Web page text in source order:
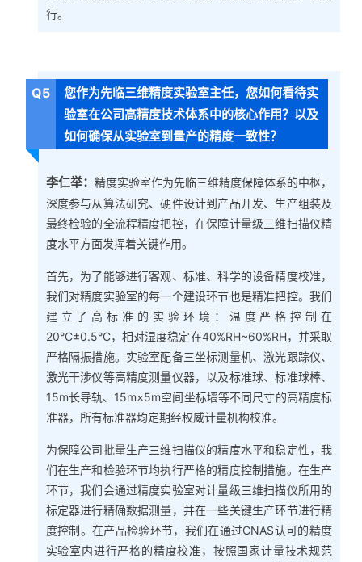
行。
Q5
您作为先临三维精度实验室主任，您如何看待实
验室在公司高精度技术体系中的核心作用？以及
如何确保从实验室到量产的精度一致性？
李仁举： 精度实验室作为先临三维精度保障体系的中枢，
深度参与从算法研究、硬件设计到产品开发、生产组装及
最终检验的全流程精度把控，在保障计量级三维扫描仪精
度水平方面发挥着关键作用。
首先，为了能够进行客观、标准、科学的设备精度校准，
我们对精度实验室的每一个建设环节也是精准把控。我们
建立了高标准的实验环境：温度严格控制在
20°C±0.5°C，相对湿度稳定在40%RH~60%RH，并采取
严格隔振措施。实验室配备三坐标测量机、激光跟踪仪、
激光干涉仪等高精度测量仪器，以及标准球、标准球棒、
15m长导轨、15m×5m空间坐标墙等不同尺寸的高精度标
准器，所有标准器均定期经权威计量机构校准。
为保障公司批量生产三维扫描仪的精度水平和稳定性，我
们在生产和检验环节均执行严格的精度控制措施。在生产
环节，我们会通过精度实验室对计量级三维扫描仪所用的
标定器进行精确数据测量，并在一些关键生产环节进行精
度控制。在产品检验环节，我们在通过CNAS认可的精度
实验室内进行严格的精度校准，按照国家计量技术规范